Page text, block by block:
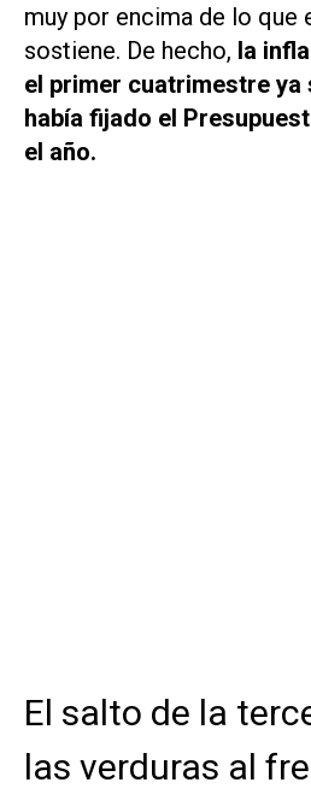
muy por encima de lo que
sostiene. De hecho, la
el primer cuatrimestre ya
había fijado el
el año.
El salto de la
las verduras al